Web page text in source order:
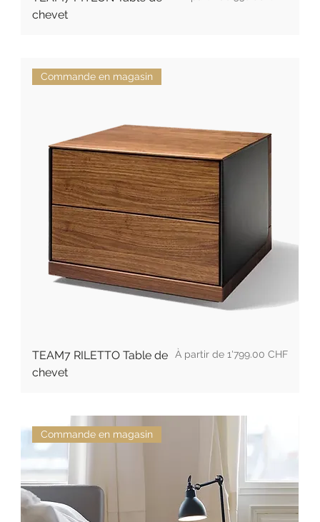
chevet
Commande en magasin
TEAM7 RILETTO Table de
chevet
À partir de 1'799.00 CHF
Prix promotionnel
Commande en magasin